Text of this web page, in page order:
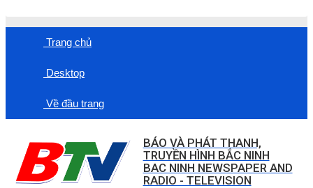
Trang chủ
Desktop
Về đầu trang
BÁO VÀ PHÁT THANH,
TRUYỀN HÌNH BẮC NINH
BAC NINH NEWSPAPER AND
RADIO - TELEVISION